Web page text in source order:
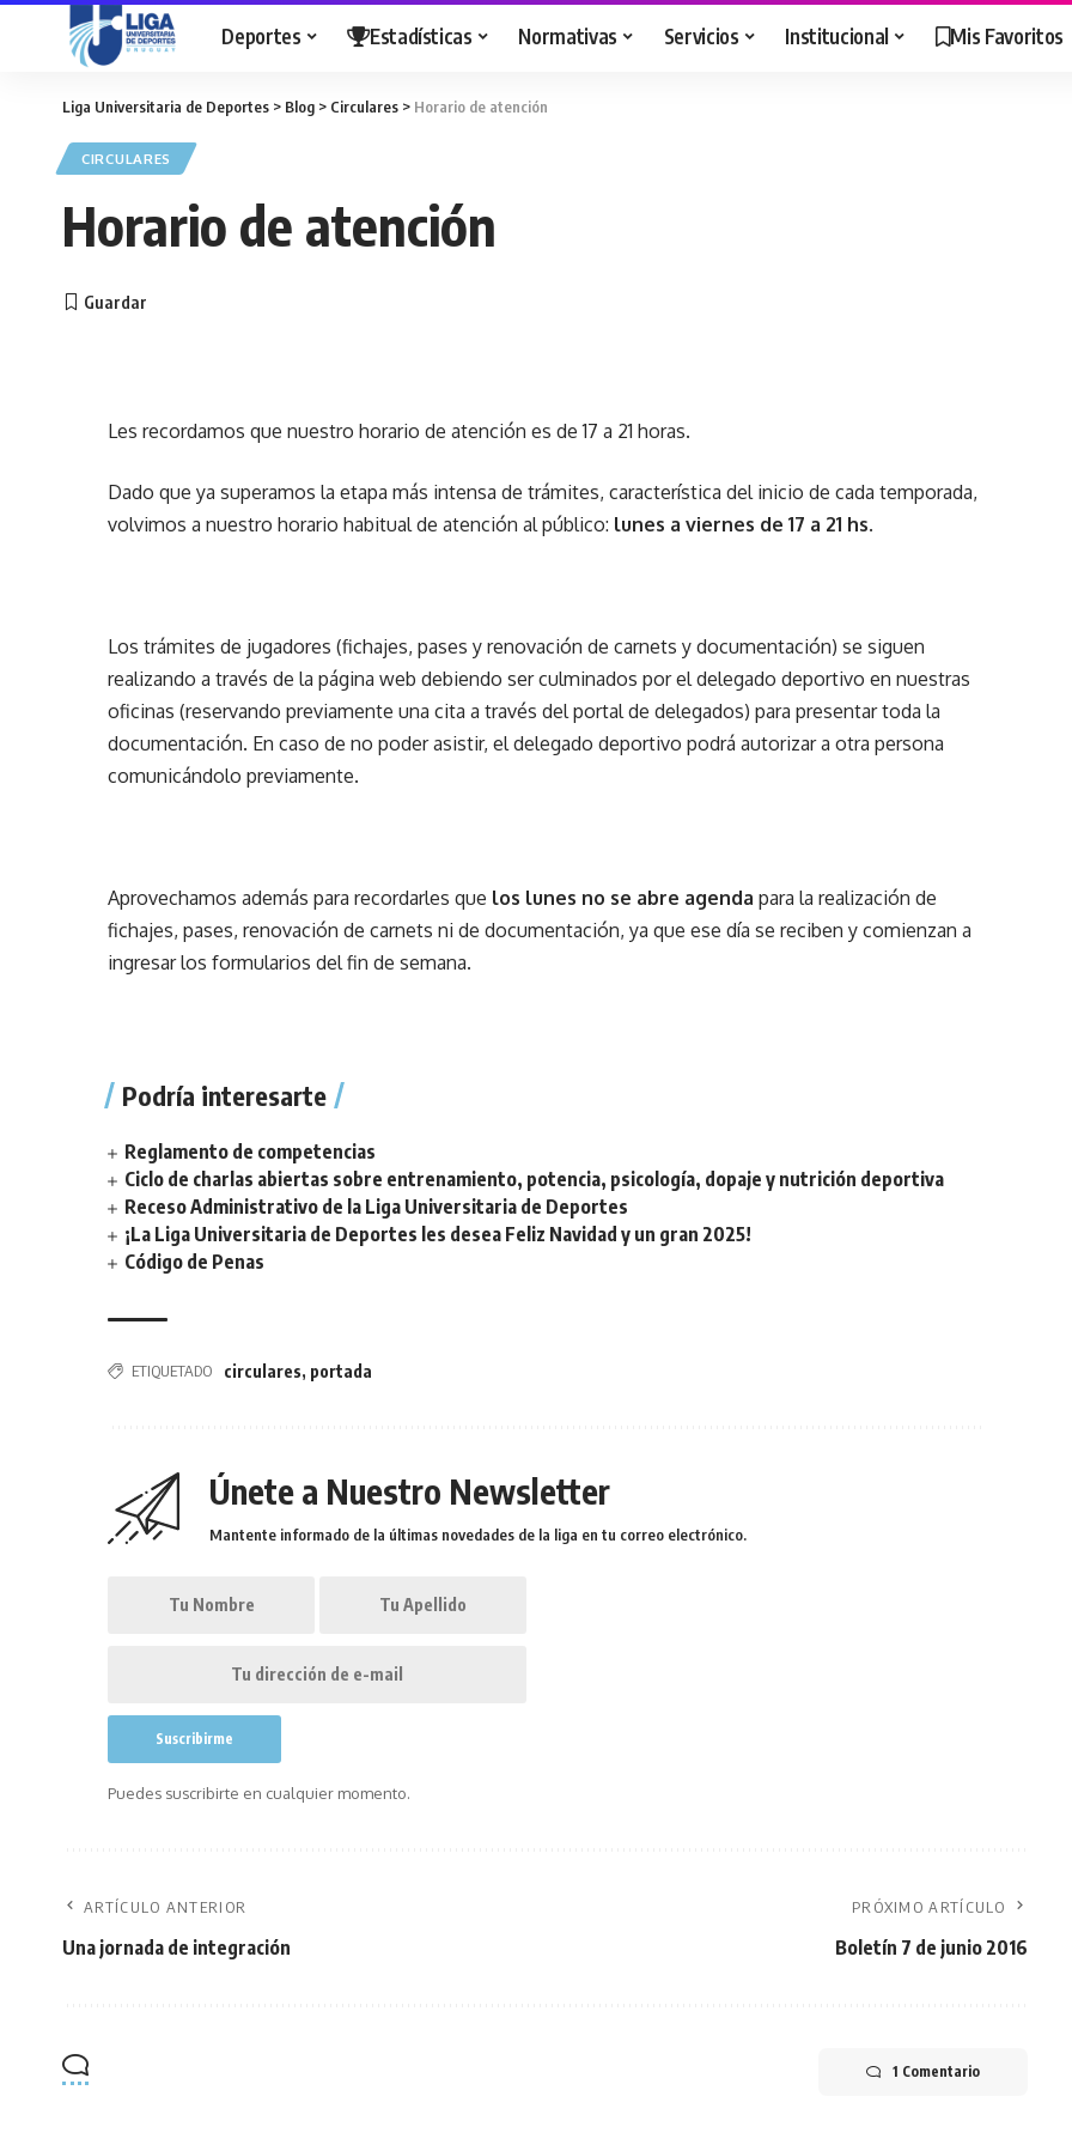
Deportes Estadísticas Normativas Servicios Institucional Mis Favoritos
Liga Universitaria de Deportes > Blog > Circulares > Horario de atención
CIRCULARES
Horario de atención
Les recordamos que nuestro horario de atención es de 17 a 21 horas.
Dado que ya superamos la etapa más intensa de trámites, característica del inicio de cada temporada,
volvimos a nuestro horario habitual de atención al público: lunes a viernes de 17 a 21 hs.
Los trámites de jugadores (fichajes, pases y renovación de carnets y documentación) se siguen
realizando a través dela página web debiendo ser culminados por el delegado deportivo en nuestras
oficinas (reservando previamente una cita a través delportal de delegados) para presentar toda la
documentación. En caso de no poder asistir, el delegado deportivo podrá autorizar a otra persona
comunicándolo previamente.
Aprovechamos además para recordarles que los lunes no se abre agenda para la realización de
fichajes, pases, renovación de carnets ni de documentación, ya que ese día se reciben y comienzan a
ingresar los formularios del fin de semana.
Podría interesarte
Reglamento de competencias
Ciclo de charlas abiertas sobre entrenamiento, potencia, psicología, dopaje y nutrición deportiva
Receso Administrativo de la Liga Universitaria de Deportes
¡La Liga Universitaria de Deportes les desea Feliz Navidad y un gran 2025!
Código de Penas
ETIQUETADO circulares, portada
Únete a Nuestro Newsletter
Mantente informado de la últimas novedades de la liga en tu correo electrónico.
Puedes suscribirte en cualquier momento.
ARTÍCULO ANTERIOR
Una jornada de integración
PRÓXIMO ARTÍCULO
Boletín 7 de junio 2016
1 Comentario